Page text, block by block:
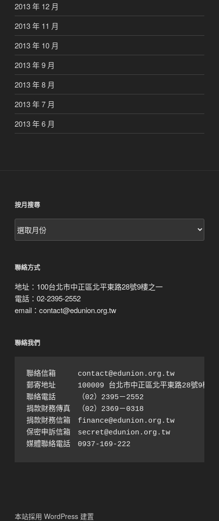
2013 年 12 月
2013 年 11 月
2013 年 10 月
2013 年 9 月
2013 年 8 月
2013 年 7 月
2013 年 6 月
按月搜尋
按
月
聯絡方式
地址：100台北市中正區北平東路28號9樓之一
電話：02-2395-2552
email：contact@edunion.org.tw
聯絡我們
聯絡信箱　　　contact@edunion.org.tw
郵寄地址　　　100009 台北市中正區北平東路28號9樓之
聯絡電話　　　（02）2395－2552
捐款財務傳真　（02）2369－0318
捐款財務信箱　finance@edunion.org.tw
保密申訴信箱　secret@edunion.org.tw
媒體聯絡電話　0937-169-222
本站採用 WordPress 建置